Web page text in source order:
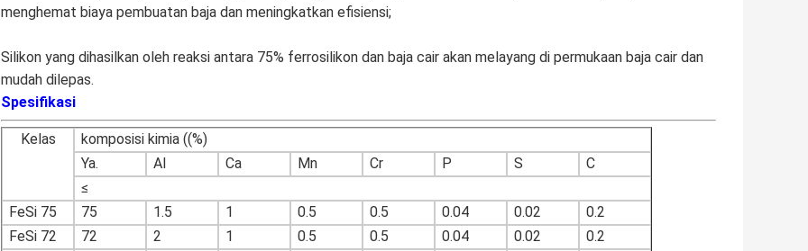
menghemat biaya pembuatan baja dan meningkatkan efisiensi;
Silikon yang dihasilkan oleh reaksi antara 75% ferrosilikon dan baja cair akan melayang di permukaan baja cair dan
mudah dilepas.
Spesifikasi
Kelas
komposisi kimia ((%)
Ya.
Al Ca Mn Cr P S
C
≤
FeSi 75
75 1.5 1 0.5 0.5 0.04 0.02
0.2
FeSi 72
72 2 1 0.5 0.5 0.04 0.02
0.2